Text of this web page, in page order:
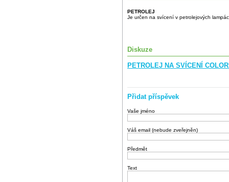
PETROLEJ
Je určen na svícení v petrolejových
Diskuze
PETROLEJ NA SVÍCENÍ
Přidat příspěvek
Vaše jméno
Váš email (nebude zveřejněn)
Předmět
Text